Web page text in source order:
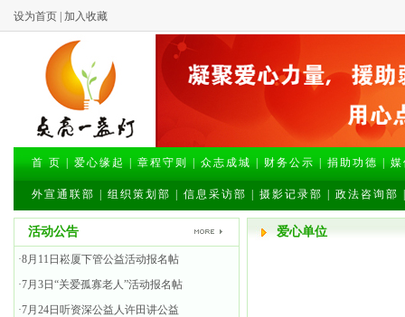
设为首页 加入收藏
首 页 爱心缘起 章程守则 众志成城 财务公示 捐助功德
外宣通联部 组织策划部 信息采访部 摄影记录部 政法咨询部
活动公告
·8月11日崧厦下管公益活动报名帖
·7月3日“关爱孤寡老人”活动报名帖
·7月24日听资深公益人许田讲公益
爱心单位